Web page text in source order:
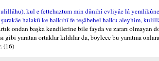
kul e fettehaztum min dûnihî evliyâe lâ
halakû ke halkıhî fe teşâbehel halku aleyhim,
ondan başka kendilerine bile fayda ve zararı
yaratan ortaklar kıldılar da, böylece bu yaratma
(16)